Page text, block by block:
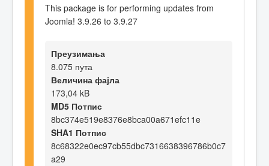
This package is for performing updates from
Joomla! 3.9.26 to 3.9.27
Преузимања
8.075 пута
Величина фајла
173,04 kB
MD5 Потпис
8bc374e519e8376e8bca00a671efc11e
SHA1 Потпис
8c68322e0ec97cb55dbc7316638396786b0c7
a29